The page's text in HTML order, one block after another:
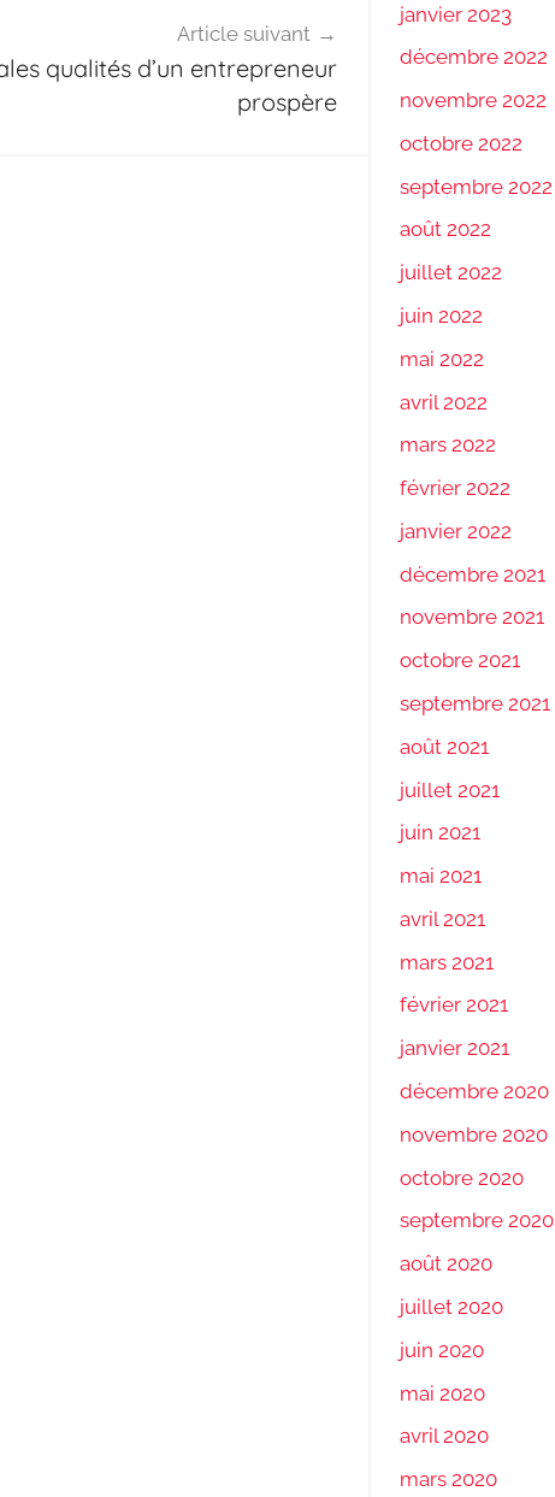
Article suivant
qualités d’un entrepreneur
prospère
janvier 2023
décembre 2022
novembre 2022
octobre 2022
septembre 2022
août 2022
juillet 2022
juin 2022
mai 2022
avril 2022
mars 2022
février 2022
janvier 2022
décembre 2021
novembre 2021
octobre 2021
septembre 2021
août 2021
juillet 2021
juin 2021
mai 2021
avril 2021
mars 2021
février 2021
janvier 2021
décembre 2020
novembre 2020
octobre 2020
septembre 2020
août 2020
juillet 2020
juin 2020
mai 2020
avril 2020
mars 2020